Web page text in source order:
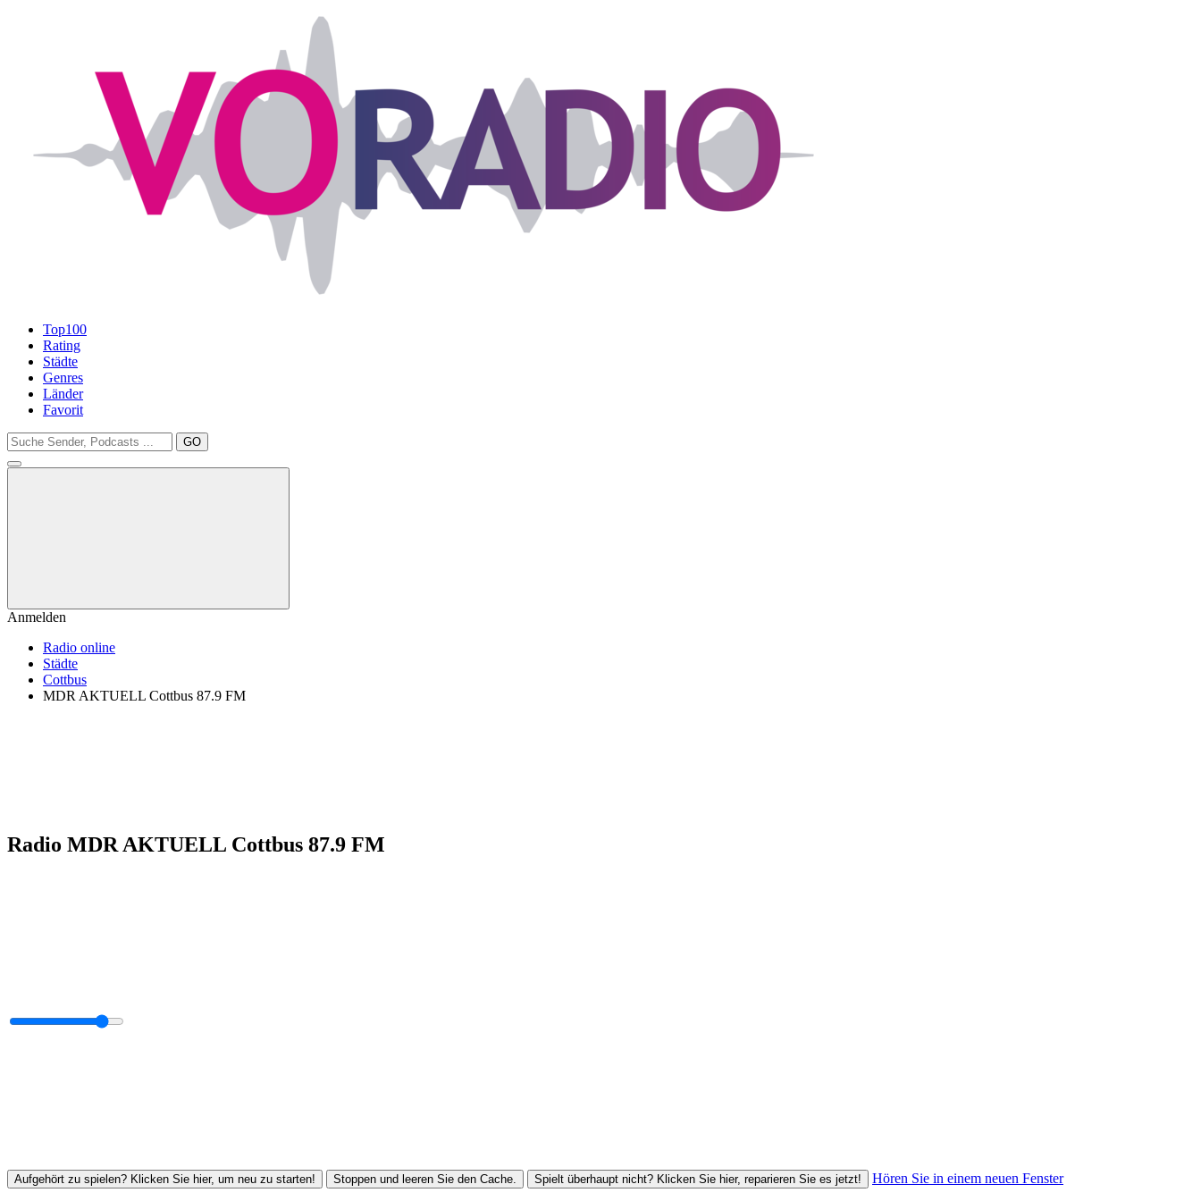
Top100
Rating
Städte
Genres
Länder
Favorit
GO
Anmelden
Radio online
Städte
Cottbus
MDR AKTUELL Cottbus 87.9 FM
Radio MDR AKTUELL Cottbus 87.9 FM
Aufgehört zu spielen? Klicken Sie hier, um neu zu starten! Stoppen und leeren Sie den Cache. Spielt überhaupt nicht? Klicken Sie hier, reparieren Sie es jetzt! Hören Sie in einem neuen Fenster